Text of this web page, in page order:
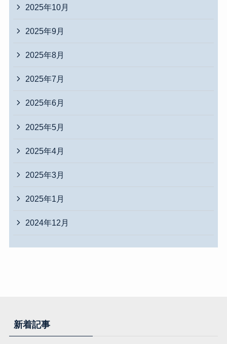
2025年10月
2025年9月
2025年8月
2025年7月
2025年6月
2025年5月
2025年4月
2025年3月
2025年1月
2024年12月
新着記事